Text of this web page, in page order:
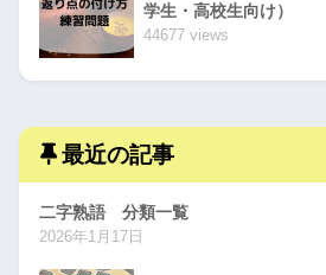
学生・高校生向け）
44677 views
最近の記事
二字熟語 分類一覧
2026年1月17日